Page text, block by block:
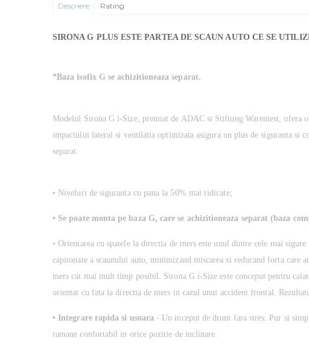
Descriere Rating
SIRONA G PLUS ESTE PARTEA DE SCAUN AUTO CE SE
*Baza isofix G se achizitioneaza separat.
Modelul Sirona G i-Size, premiat de ADAC si Stiftung Warentest, ofera
impactului lateral si ventilatia optimizata asigura un plus de siguranta si
separat.
• Niveluri de siguranta cu pana la 50% mai ridicate;
• Se poate monta pe baza G, care se achizitioneaza separat (baza
• Orientarea cu spatele la directia de mers este unul dintre cele mai
capitonate a scaunului auto, minimizand miscarea si reducand forta
mers cat mai mult timp posibil. Sirona G i-Size este conceput pentru
orientat cu fata la directia de mers in cazul unui accident frontal.
• Integrare rapida si usoara- Un inceput de drum fara stres. Pur si
ramane confortabil in orice pozitie de inclinare.